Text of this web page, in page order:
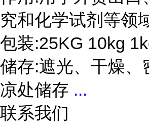
究和化学试剂等领
包装:25KG 10kg
储存:遮光、干燥、
凉处储存 ...
联系我们